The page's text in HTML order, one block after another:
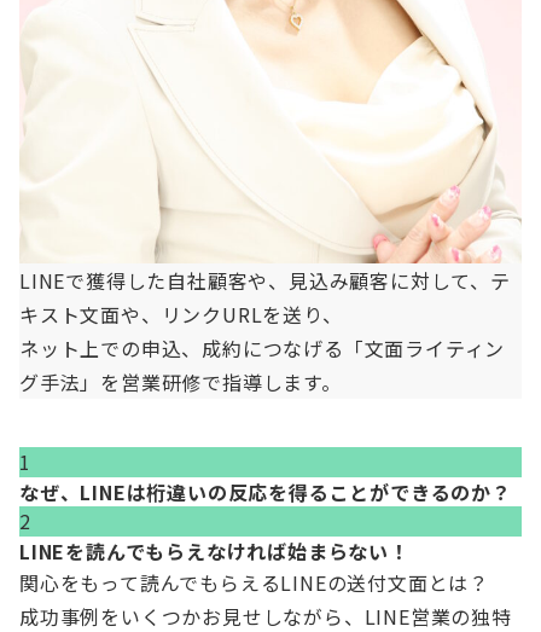
LINEで獲得した自社顧客や、見込み顧客に対して、テ
キスト文面や、リンクURLを送り、
ネット上での申込、成約につなげる「文面ライティン
グ手法」を営業研修で指導します。
1
なぜ、LINEは桁違いの反応を得ることができるのか？
2
LINEを読んでもらえなければ始まらない！
関心をもって読んでもらえるLINEの送付文面とは？
成功事例をいくつかお見せしながら、LINE営業の独特